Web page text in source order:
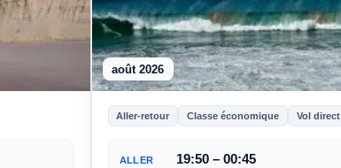
août 2026
Aller-retour Classe économique Vol direct
ALLER 19:50 – 00:45